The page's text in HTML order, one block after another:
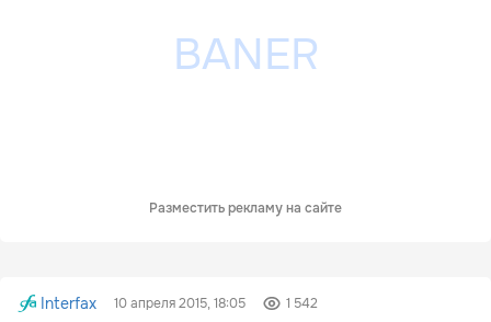
Разместить рекламу на сайте
Interfax 10 апреля 2015, 18:05 1 542